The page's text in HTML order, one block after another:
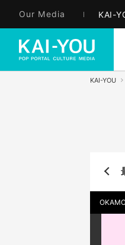
Our Media KAI-
KAI-YOU